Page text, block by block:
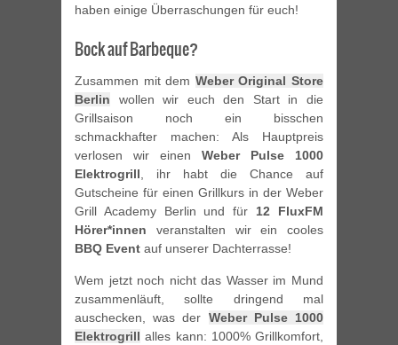
haben einige Überraschungen für euch!
Bock auf Barbeque?
Zusammen mit dem Weber Original Store
Berlin wollen wir euch den Start in die
Grillsaison noch ein bisschen
schmackhafter machen: Als Hauptpreis
verlosen wir einen Weber Pulse 1000
Elektrogrill, ihr habt die Chance auf
Gutscheine für einen Grillkurs in der Weber
Grill Academy Berlin und für 12 FluxFM
Hörer*innen veranstalten wir ein cooles
BBQ Event auf unserer Dachterrasse!
Wem jetzt noch nicht das Wasser im Mund
zusammenläuft, sollte dringend mal
auschecken, was der Weber Pulse 1000
Elektrogrill alles kann: 1000% Grillkomfort,